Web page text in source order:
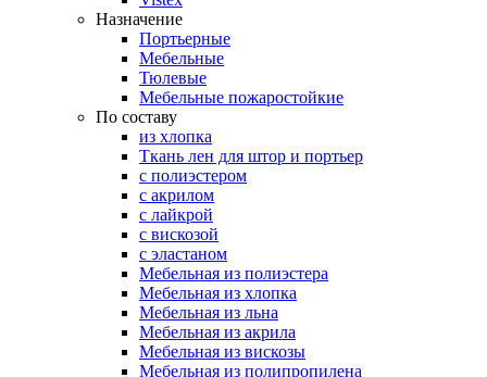
Назначение
Портьерные
Мебельные
Тюлевые
Мебельные пожаростойкие
По составу
из хлопка
Ткань лен для штор и портьер
с полиэстером
с акрилом
с лайкрой
с вискозой
с эластаном
Мебельная из полиэстера
Мебельная из хлопка
Мебельная из льна
Мебельная из акрила
Мебельная из вискозы
Мебельная из полипропилена